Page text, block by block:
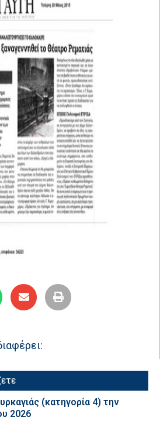
(κατηγορία 4) την
2026